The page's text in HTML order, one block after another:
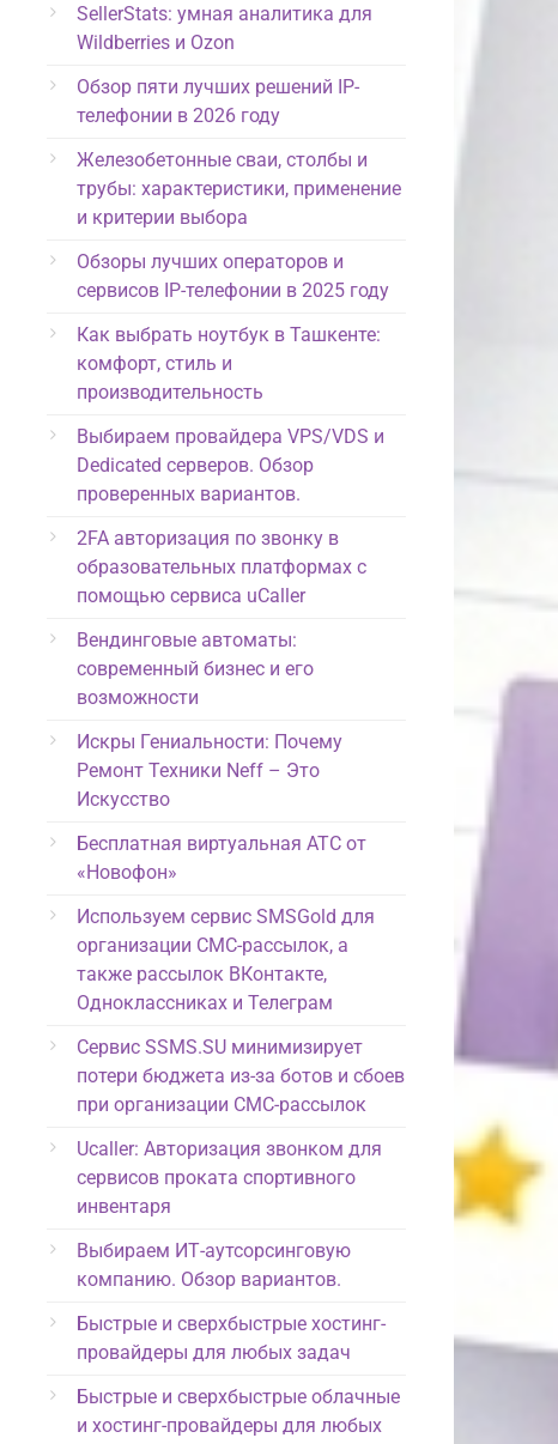
SellerStats: умная аналитика для
Wildberries и Ozon
Обзор пяти лучших решений IP-
телефонии в 2026 году
Железобетонные сваи, столбы и
трубы: характеристики, применение
и критерии выбора
Обзоры лучших операторов и
сервисов IP-телефонии в 2025 году
Как выбрать ноутбук в Ташкенте:
комфорт, стиль и
производительность
Выбираем провайдера VPS/VDS и
Dedicated серверов. Обзор
проверенных вариантов.
2FA авторизация по звонку в
образовательных платформах с
помощью сервиса uCaller
Вендинговые автоматы:
современный бизнес и его
возможности
Искры Гениальности: Почему
Ремонт Техники Neff – Это
Искусство
Бесплатная виртуальная АТС от
«Новофон»
Используем сервис SMSGold для
организации СМС-рассылок, а
также рассылок ВКонтакте,
Одноклассниках и Телеграм
Сервис SSMS.SU минимизирует
потери бюджета из-за ботов и сбоев
при организации СМС-рассылок
Ucaller: Авторизация звонком для
сервисов проката спортивного
инвентаря
Выбираем ИТ-аутсорсинговую
компанию. Обзор вариантов.
Быстрые и сверхбыстрые хостинг-
провайдеры для любых задач
Быстрые и сверхбыстрые облачные
и хостинг-провайдеры для любых